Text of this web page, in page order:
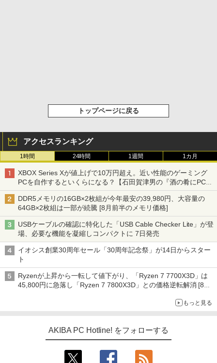
トップページに戻る
アクセスランキング
1時間 24時間 1週間 1カ月
XBOX Series Xが値上げで10万円超え。近い性能のゲーミング
PCを自作するといくらになる？【石田賀津男の『酒の肴にPCゲ
ーム』】
DDR5メモリの16GB×2枚組が今年最安の39,980円、大容量の
64GB×2枚組は一部が続騰 [8月前半のメモリ価格]
USBケーブルの確認に特化した「USB Cable Checker Lite」が登
場、必要な機能を凝縮しコンパクトに 7日発売
イオシス創業30周年セール「30周年記念祭」が14日からスター
ト
Ryzenが上昇から一転して値下がり、「Ryzen 7 7700X3D」は
45,800円に急落し「Ryzen 7 7800X3D」との価格逆転解消 [8月
もっと見る
AKIBA PC Hotline! をフォローする